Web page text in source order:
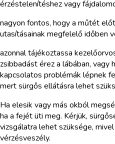
érzéstelenítéshez vagy
nagyon fontos, hogy a műtét
utasításainak megfelelő időben
azonnal tájékoztassa
zsibbadást érez a lábában, vagy
kapcsolatos problémák lépnek
mert sürgős ellátásra lehet
Ha elesik vagy más okból
ha a fejét üti meg. Kérjük,
vizsgálatra lehet szüksége,
vérzésveszély.